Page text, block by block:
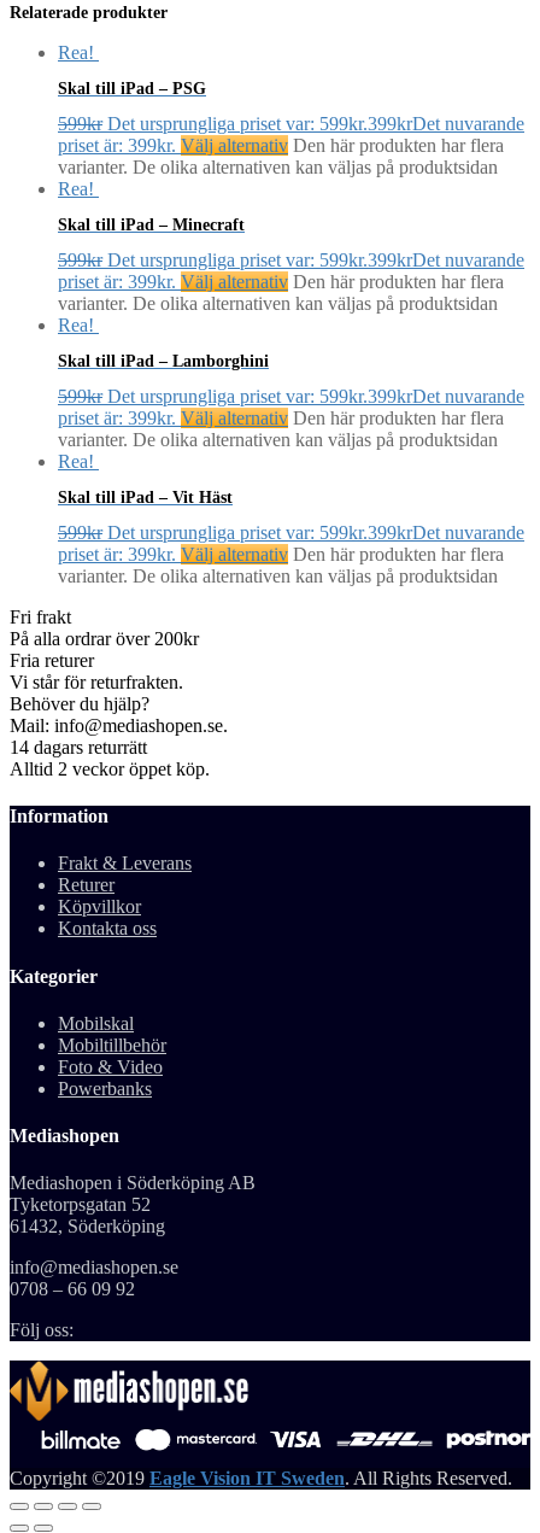
Relaterade produkter
Rea!
Skal till iPad – PSG
599kr Det ursprungliga priset var: 599kr.399krDet nuvarande
priset är: 399kr. Välj alternativ Den här produkten har flera
varianter. De olika alternativen kan väljas på produktsidan
Rea!
Skal till iPad – Minecraft
599kr Det ursprungliga priset var: 599kr.399krDet nuvarande
priset är: 399kr. Välj alternativ Den här produkten har flera
varianter. De olika alternativen kan väljas på produktsidan
Rea!
Skal till iPad – Lamborghini
599kr Det ursprungliga priset var: 599kr.399krDet nuvarande
priset är: 399kr. Välj alternativ Den här produkten har flera
varianter. De olika alternativen kan väljas på produktsidan
Rea!
Skal till iPad – Vit Häst
599kr Det ursprungliga priset var: 599kr.399krDet nuvarande
priset är: 399kr. Välj alternativ Den här produkten har flera
varianter. De olika alternativen kan väljas på produktsidan
Fri frakt
På alla ordrar över 200kr
Fria returer
Vi står för returfrakten.
Behöver du hjälp?
Mail: info@mediashopen.se.
14 dagars returrätt
Alltid 2 veckor öppet köp.
Information
Frakt & Leverans
Returer
Köpvillkor
Kontakta oss
Kategorier
Mobilskal
Mobiltillbehör
Foto & Video
Powerbanks
Mediashopen
Mediashopen i Söderköping AB
Tyketorpsgatan 52
61432, Söderköping
info@mediashopen.se
0708 – 66 09 92
Följ oss:
Copyright ©2019 Eagle Vision IT Sweden. All Rights Reserved.